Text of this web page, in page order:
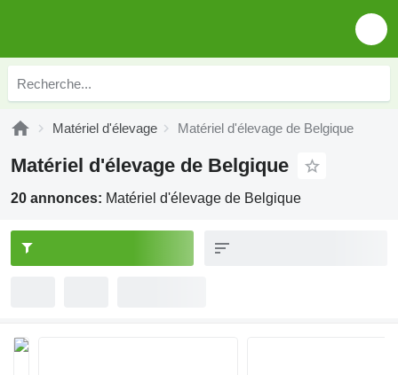
Matériel d'élevage Matériel d'élevage de Belgique
Matériel d'élevage de Belgique
20 annonces: Matériel d'élevage de Belgique